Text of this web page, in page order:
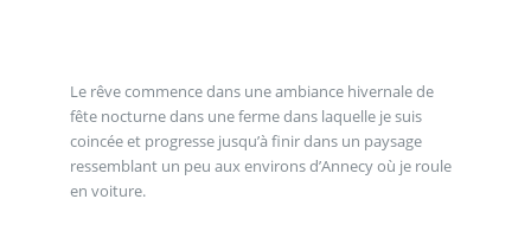
Le rêve commence dans une ambiance hivernale de
fête nocturne dans une ferme dans laquelle je suis
coincée et progresse jusqu’à finir dans un paysage
ressemblant un peu aux environs d’Annecy où je roule
en voiture.